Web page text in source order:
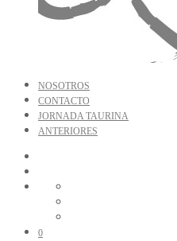
NOSOTROS
CONTACTO
JORNADA TAURINA
ANTERIORES
0